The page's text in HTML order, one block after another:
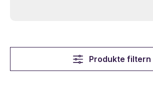
Produkte filtern